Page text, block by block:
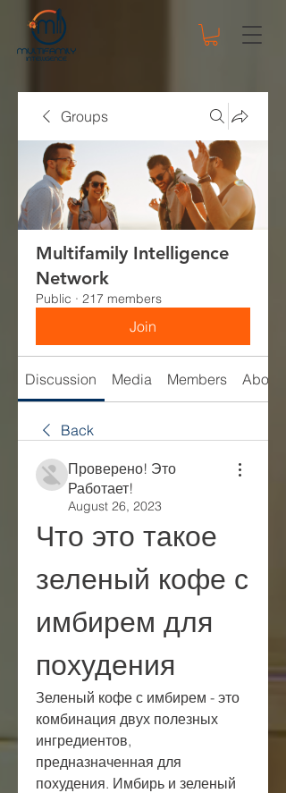
Groups
Multifamily Intelligence
Network
Public · 217 members
Join
Discussion Media Members About
Back
Проверено! Это
Работает!
August 26, 2023
Что это такое
зеленый кофе с
имбирем для
похудения
Зеленый кофе с имбирем - это
комбинация двух полезных
ингредиентов,
предназначенная для
похудения. Имбирь и зеленый